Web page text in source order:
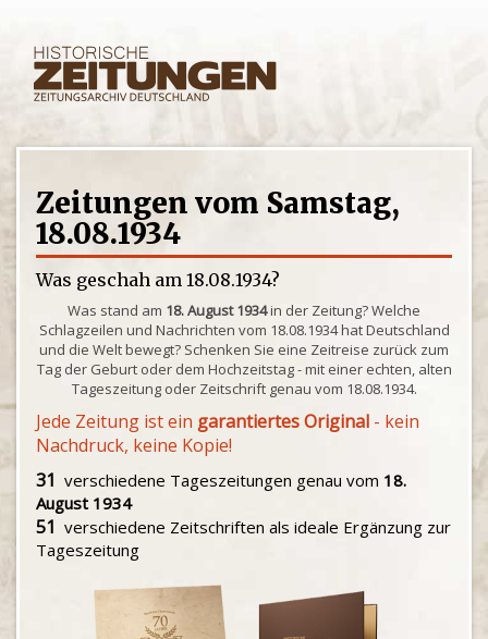
Zeitungen vom Samstag,
18.08.1934
Was geschah am 18.08.1934?
Was stand am 18. August 1934in der Zeitung? Welche
Schlagzeilen und Nachrichten vom 18.08.1934 hat Deutschland
und die Welt bewegt? Schenken Sie eine Zeitreise zurück zum
Tag der Geburt oder dem Hochzeitstag - mit einer echten, alten
Tageszeitung oder Zeitschrift genau vom 18.08.1934.
Jede Zeitung ist ein garantiertes Original - kein
Nachdruck, keine Kopie!
31 verschiedene Tageszeitungen genau vom 18.
August 1934
51 verschiedene Zeitschriften als ideale Ergänzung zur
Tageszeitung